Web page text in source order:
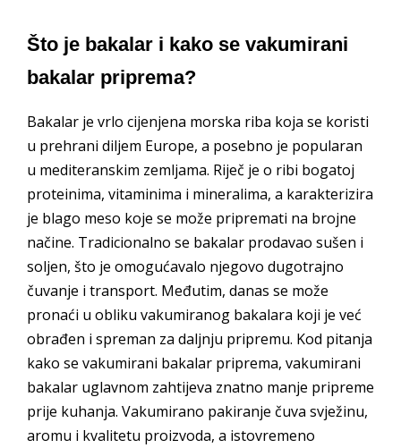
Što je bakalar i kako se vakumirani
bakalar priprema?
Bakalar je vrlo cijenjena morska riba koja se koristi
u prehrani diljem Europe, a posebno je popularan
u mediteranskim zemljama. Riječ je o ribi bogatoj
proteinima, vitaminima i mineralima, a karakterizira
je blago meso koje se može pripremati na brojne
načine. Tradicionalno se bakalar prodavao sušen i
soljen, što je omogućavalo njegovo dugotrajno
čuvanje i transport. Međutim, danas se može
pronaći u obliku vakumiranog bakalara koji je već
obrađen i spreman za daljnju pripremu. Kod pitanja
kako se vakumirani bakalar priprema, vakumirani
bakalar uglavnom zahtijeva znatno manje pripreme
prije kuhanja. Vakumirano pakiranje čuva svježinu,
aromu i kvalitetu proizvoda, a istovremeno